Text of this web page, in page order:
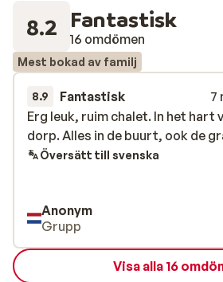
8.2 Fantastisk
16 omdömen
Mest bokad av familj
8.9 Fantastisk
7
Erg leuk, ruim chalet. In het hart
dorp. Alles in de buurt, ook de
Erg leuk, ruim chalet. In het hart
dorp. Alles in de buurt, ook de
Översätt till svenska
Anonym
Grupp
Visa alla 16